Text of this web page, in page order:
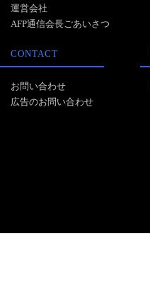
運営会社
AFP通信会長ごあいさつ
CONTACT
お問い合わせ
広告のお問い合わせ